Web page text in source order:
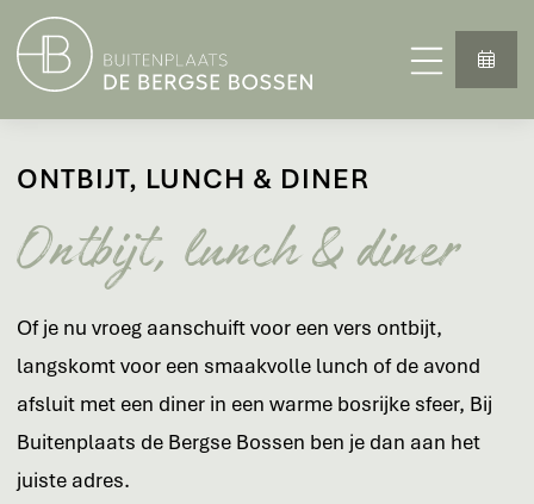
Ontbijt, lunch & diner
ONTBIJT, LUNCH & DINER
Of je nu vroeg aanschuift voor een vers ontbijt,
langskomt voor een smaakvolle lunch of de avond
afsluit met een diner in een warme bosrijke sfeer, Bij
Buitenplaats de Bergse Bossen ben je dan aan het
juiste adres.